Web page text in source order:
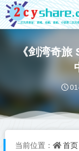
《剑湾奇
当前位置： 首页